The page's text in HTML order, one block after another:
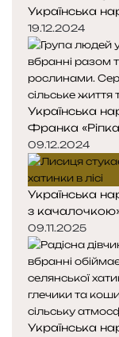
Українська
19.12.2024
Українська
Франка
09.12.2024
Українська
з
09.11.2025
Українська